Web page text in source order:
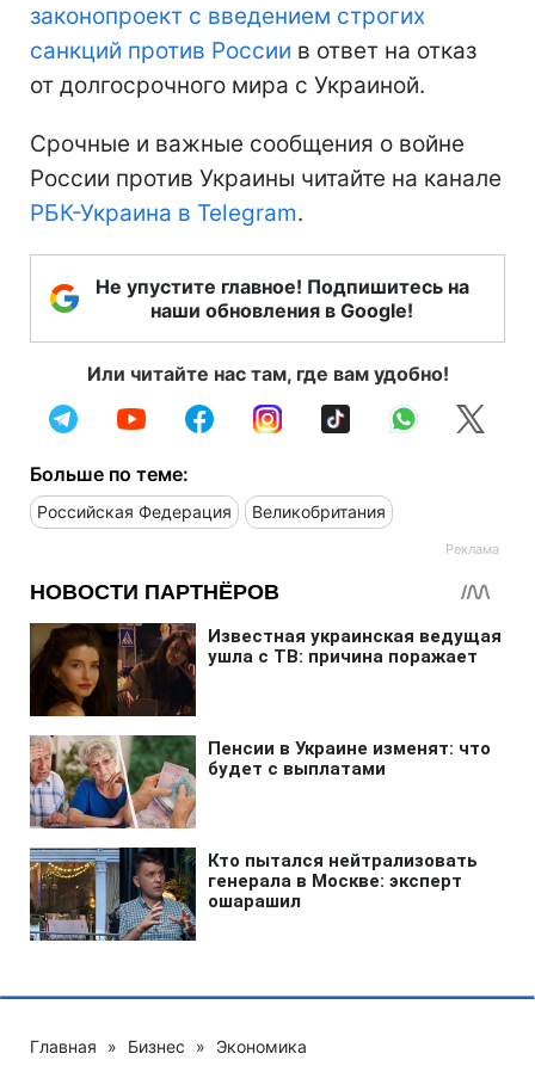
законопроект с введением строгих
санкций против России в ответ на отказ
от долгосрочного мира с Украиной.
Срочные и важные сообщения о войне
России против Украины читайте на канале
РБК-Украина в Telegram.
Не упустите главное! Подпишитесь на
наши обновления в Google!
Или читайте нас там, где вам удобно!
Больше по теме:
Российская Федерация Великобритания
Главная » Бизнес » Экономика